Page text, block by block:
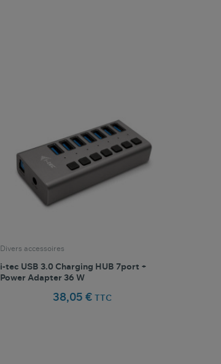
Divers accessoires
i-tec USB 3.0 Charging HUB 7port +
Power Adapter 36 W
38,05 €TTC